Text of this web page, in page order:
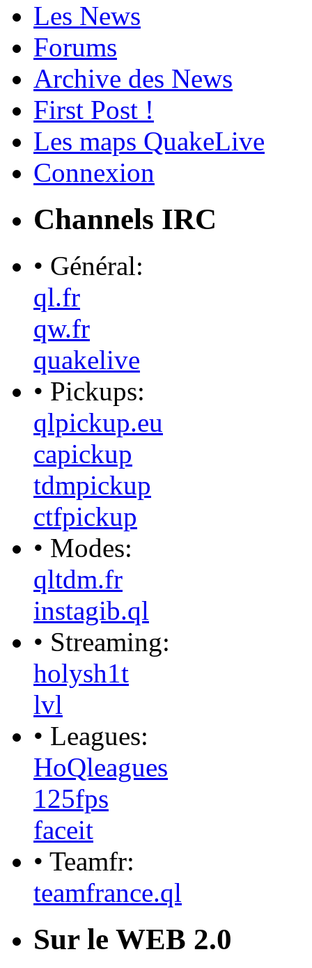
Les News
Forums
Archive des News
First Post !
Les maps QuakeLive
Connexion
Channels IRC
• Général:
ql.fr
qw.fr
quakelive
• Pickups:
qlpickup.eu
capickup
tdmpickup
ctfpickup
• Modes:
qltdm.fr
instagib.ql
• Streaming:
holysh1t
lvl
• Leagues:
HoQleagues
125fps
faceit
• Teamfr:
teamfrance.ql
Sur le WEB 2.0